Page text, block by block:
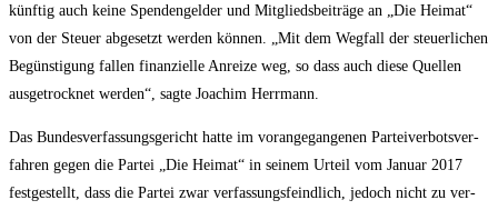
künf­tig auch kei­ne Spen­den­gel­der und Mit­glieds­bei­trä­ge an „Die Hei­mat“
von der Steu­er abge­setzt wer­den kön­nen. „Mit dem Weg­fall der steu­er­li­chen
Begüns­ti­gung fal­len finan­zi­el­le Anrei­ze weg, so dass auch die­se Quel­len
aus­ge­trock­net wer­den“, sag­te Joa­chim Herrmann.
Das Bun­des­ver­fas­sungs­ge­richt hat­te im vor­an­ge­gan­ge­nen Par­tei­ver­bots­ver­
fah­ren gegen die Par­tei „Die Hei­mat“ in sei­nem Urteil vom Janu­ar 2017
fest­ge­stellt, dass die Par­tei zwar ver­fas­sungs­feind­lich, jedoch nicht zu ver­